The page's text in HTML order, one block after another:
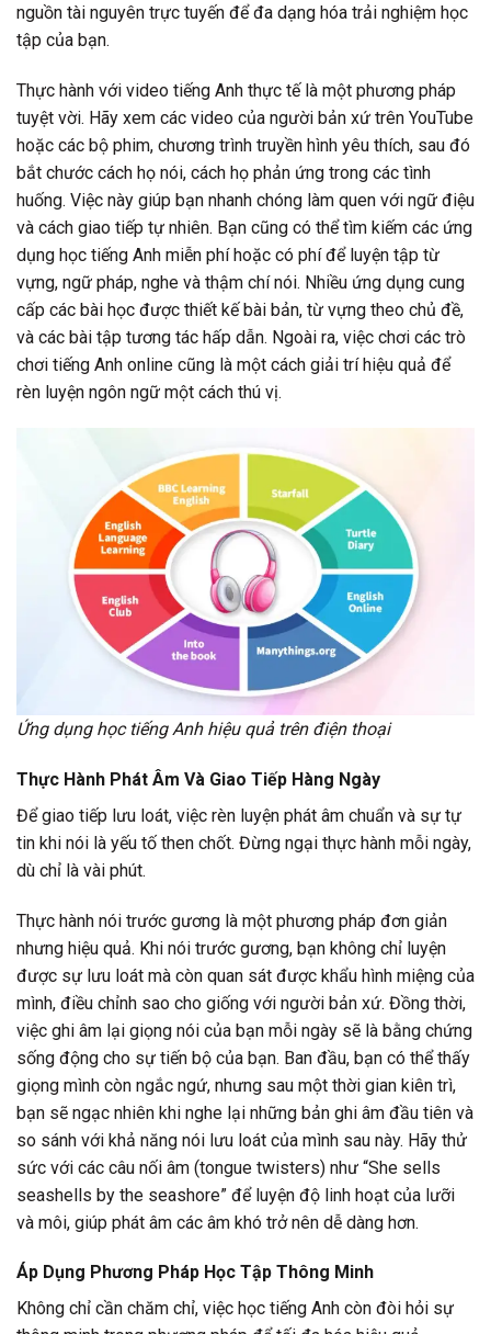
nguồn tài nguyên trực tuyến để đa dạng hóa trải nghiệm học
tập của bạn.
Thực hành với video tiếng Anh thực tế là một phương pháp
tuyệt vời. Hãy xem các video của người bản xứ trên YouTube
hoặc các bộ phim, chương trình truyền hình yêu thích, sau đó
bắt chước cách họ nói, cách họ phản ứng trong các tình
huống. Việc này giúp bạn nhanh chóng làm quen với ngữ điệu
và cách giao tiếp tự nhiên. Bạn cũng có thể tìm kiếm các ứng
dụng học tiếng Anh miễn phí hoặc có phí để luyện tập từ
vựng, ngữ pháp, nghe và thậm chí nói. Nhiều ứng dụng cung
cấp các bài học được thiết kế bài bản, từ vựng theo chủ đề,
và các bài tập tương tác hấp dẫn. Ngoài ra, việc chơi các trò
chơi tiếng Anh online cũng là một cách giải trí hiệu quả để
rèn luyện ngôn ngữ một cách thú vị.
Ứng dụng học tiếng Anh hiệu quả trên điện thoại
Thực Hành Phát Âm Và Giao Tiếp Hàng Ngày
Để giao tiếp lưu loát, việc rèn luyện phát âm chuẩn và sự tự
tin khi nói là yếu tố then chốt. Đừng ngại thực hành mỗi ngày,
dù chỉ là vài phút.
Thực hành nói trước gương là một phương pháp đơn giản
nhưng hiệu quả. Khi nói trước gương, bạn không chỉ luyện
được sự lưu loát mà còn quan sát được khẩu hình miệng của
mình, điều chỉnh sao cho giống với người bản xứ. Đồng thời,
việc ghi âm lại giọng nói của bạn mỗi ngày sẽ là bằng chứng
sống động cho sự tiến bộ của bạn. Ban đầu, bạn có thể thấy
giọng mình còn ngắc ngứ, nhưng sau một thời gian kiên trì,
bạn sẽ ngạc nhiên khi nghe lại những bản ghi âm đầu tiên và
so sánh với khả năng nói lưu loát của mình sau này. Hãy thử
sức với các câu nối âm (tongue twisters) như “She sells
seashells by the seashore” để luyện độ linh hoạt của lưỡi
và môi, giúp phát âm các âm khó trở nên dễ dàng hơn.
Áp Dụng Phương Pháp Học Tập Thông Minh
Không chỉ cần chăm chỉ, việc học tiếng Anh còn đòi hỏi sự